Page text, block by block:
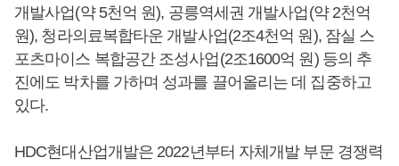
개발사업(약 5천억 원), 공릉역세권 개발사업(약 2천억
원), 청라의료복합타운 개발사업(2조4천억 원), 잠실 스
포츠마이스 복합공간 조성사업(2조1600억 원) 등의 추
진에도 박차를 가하며 성과를 끌어올리는 데 집중하고
있다.
HDC현대산업개발은 2022년부터 자체개발 부문 경쟁력